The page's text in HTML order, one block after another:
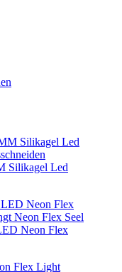
Silikagel Led
Neon Flex